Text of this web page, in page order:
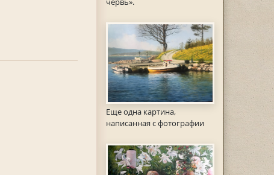
Еще одна картина,
написанная с фотографии